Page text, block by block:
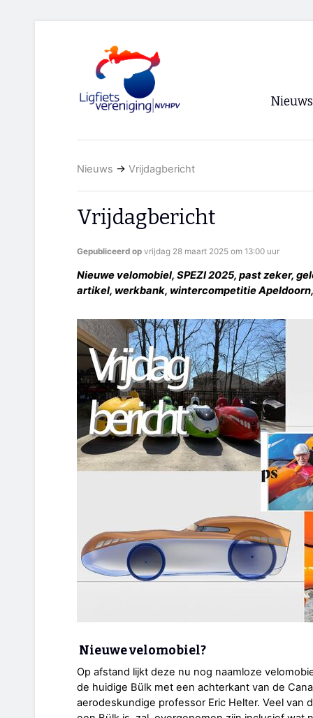
Nieuws
Nieuws → Vrijdagbericht
Vrijdagbericht
Gepubliceerd op vrijdag 28 maart 2025 om 13:00 uur
Nieuwe velomobiel, SPEZI 2025, past zeker,
artikel, werkbank, wintercompetitie
Nieuwe velomobiel?
Op afstand lijkt deze nu nog naamloze
de huidige Bülk met een achterkant van de
aerodeskundige professor Eric Helter. Veel van